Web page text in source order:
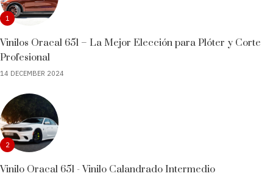
1
Vinilos Oracal 651 – La Mejor Elección para Plóter y Corte
Profesional
14 DECEMBER 2024
2
Vinilo Oracal 651 - Vinilo Calandrado Intermedio